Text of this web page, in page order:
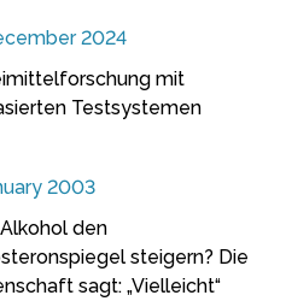
2024
mit
Testsystemen
2003
den
steigern? Die
sagt: „Vielleicht“